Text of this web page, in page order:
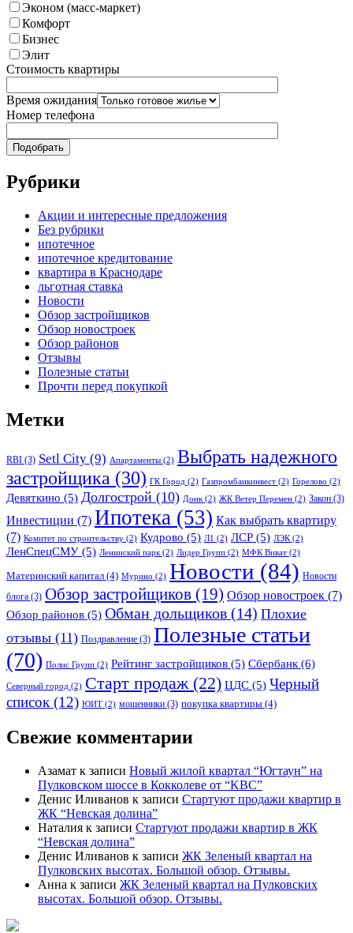
Эконом (масс-маркет)
Комфорт
Бизнес
Элит
Стоимость квартиры
Время ожидания
Номер телефона
Рубрики
Акции и интересные предложения
Без рубрики
ипотечное
ипотечное кредитование
квартира в Краснодаре
льготная ставка
Новости
Обзор застройщиков
Обзор новостроек
Обзор районов
Отзывы
Полезные статьи
Прочти перед покупкой
Метки
RBI (3) Setl City (9) Апартаменты (2) Выбрать надежного
застройщика (30) ГК Город (2) Газпромбанкинвест (2) Горелово (2)
Девяткино (5) Долгострой (10) Донк (2) ЖК Ветер Перемен (2) Закон (3)
Инвестиции (7) Ипотека (53) Как выбрать квартиру
(7) Комитет по строительству (2) Кудрово (5) Л1 (2) ЛСР (5) ЛЭК (2)
ЛенСпецСМУ (5) Ленинский парк (2) Лидер Групп (2) МФК Виват (2)
Материнский капитал (4) Мурино (2) Новости (84) Новости
блога (3) Обзор застройщиков (19) Обзор новостроек (7)
Обзор районов (5) Обман дольщиков (14) Плохие
отзывы (11) Поздравление (3) Полезные статьи
(70) Полис Групп (2) Рейтинг застройщиков (5) Сбербанк (6)
Северный город (2) Старт продаж (22) ЦДС (5) Черный
список (12) ЮИТ (2) мошенники (3) покупка квартиры (4)
Свежие комментарии
Азамат к записи Новый жилой квартал “Югтаун” на
Пулковском шоссе в Кокколеве от “KBC”
Денис Иливанов к записи Стартуют продажи квартир в
ЖК “Невская долина”
Наталия к записи Стартуют продажи квартир в ЖК
“Невская долина”
Денис Иливанов к записи ЖК Зеленый квартал на
Пулковских высотах. Большой обзор. Отзывы.
Анна к записи ЖК Зеленый квартал на Пулковских
высотах. Большой обзор. Отзывы.